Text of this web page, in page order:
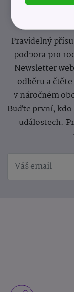
Pravidelný
podpora pro
Newsletter
odběru a
v náročném
Buďte první, kdo
událostech.